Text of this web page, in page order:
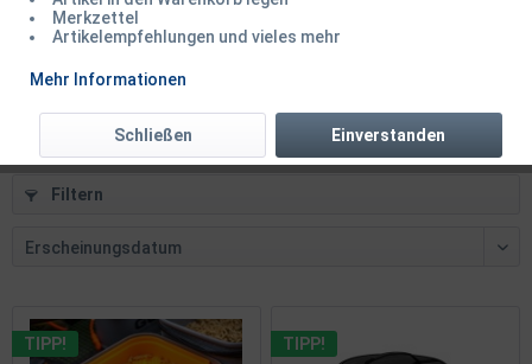
Filtern
TIPP! TIPP!
Merkzettel
Artikelempfehlungen und vieles mehr
Mehr Informationen
Einverstanden
Schließen